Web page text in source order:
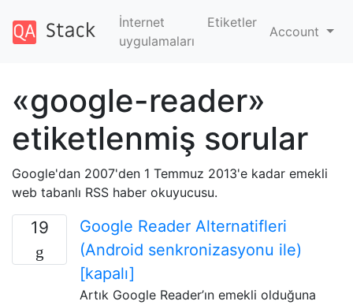
İnternet
uygulamaları
Etiketler
Account
«google-reader»
etiketlenmiş sorular
Google'dan 2007'den 1 Temmuz 2013'e kadar emekli
web tabanlı RSS haber okuyucusu.
19
Google Reader Alternatifleri
(Android senkronizasyonu ile)
[kapalı]
Artık Google Reader’ın emekli olduğuna